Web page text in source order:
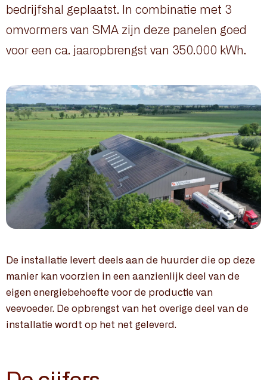
bedrijfshal geplaatst. In combinatie met 3
omvormers van SMA zijn deze panelen goed
voor een ca. jaaropbrengst van 350.000 kWh.
De installatie levert deels aan de huurder die op deze
manier kan voorzien in een aanzienlijk deel van de
eigen energiebehoefte voor de productie van
veevoeder. De opbrengst van het overige deel van de
installatie wordt op het net geleverd.